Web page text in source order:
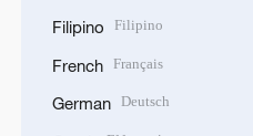
Filipino Filipino
French Français
German Deutsch